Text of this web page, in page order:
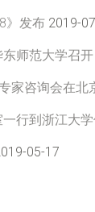
》发布 2019-
师范大学召开
家咨询会在北
行到浙江大
05-17